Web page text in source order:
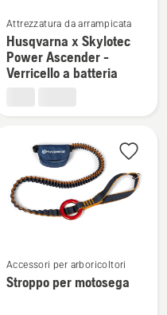
maggiori
dettagli
su
Ascender
Verricello
Attrezzatura da arrampicata
Husqvarna x Skylotec
Power Ascender -
Verricello a batteria
maggiori
dettagli
Accessori per arboricoltori
Stroppo per motosega